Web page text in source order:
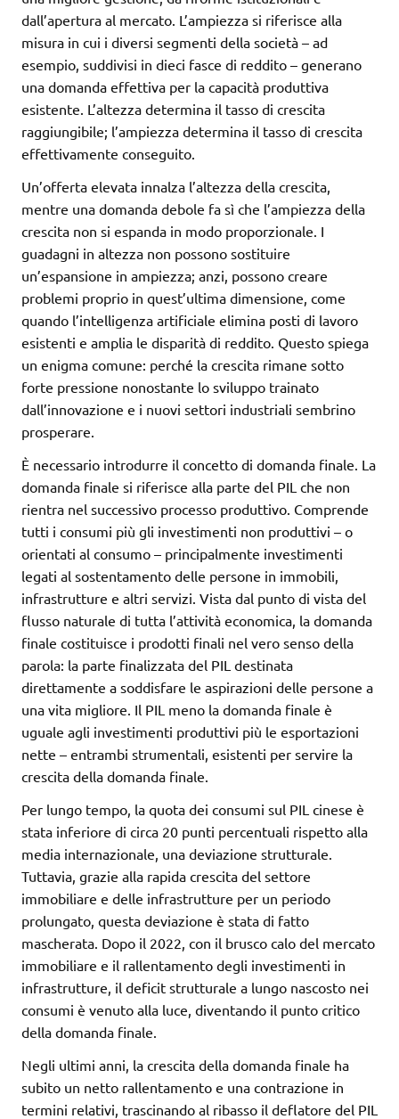
dall’apertura al mercato. L’ampiezza si riferisce alla
misura in cui i diversi segmenti della società – ad
esempio, suddivisi in dieci fasce di reddito – generano
una domanda effettiva per la capacità produttiva
esistente. L’altezza determina il tasso di crescita
raggiungibile; l’ampiezza determina il tasso di crescita
effettivamente conseguito.
Un’offerta elevata innalza l’altezza della crescita,
mentre una domanda debole fa sì che l’ampiezza della
crescita non si espanda in modo proporzionale. I
guadagni in altezza non possono sostituire
un’espansione in ampiezza; anzi, possono creare
problemi proprio in quest’ultima dimensione, come
quando l’intelligenza artificiale elimina posti di lavoro
esistenti e amplia le disparità di reddito. Questo spiega
un enigma comune: perché la crescita rimane sotto
forte pressione nonostante lo sviluppo trainato
dall’innovazione e i nuovi settori industriali sembrino
prosperare.
È necessario introdurre il concetto di domanda finale. La
domanda finale si riferisce alla parte del PIL che non
rientra nel successivo processo produttivo. Comprende
tutti i consumi più gli investimenti non produttivi – o
orientati al consumo – principalmente investimenti
legati al sostentamento delle persone in immobili,
infrastrutture e altri servizi. Vista dal punto di vista del
flusso naturale di tutta l’attività economica, la domanda
finale costituisce i prodotti finali nel vero senso della
parola: la parte finalizzata del PIL destinata
direttamente a soddisfare le aspirazioni delle persone a
una vita migliore. Il PIL meno la domanda finale è
uguale agli investimenti produttivi più le esportazioni
nette – entrambi strumentali, esistenti per servire la
crescita della domanda finale.
Per lungo tempo, la quota dei consumi sul PIL cinese è
stata inferiore di circa 20 punti percentuali rispetto alla
media internazionale, una deviazione strutturale.
Tuttavia, grazie alla rapida crescita del settore
immobiliare e delle infrastrutture per un periodo
prolungato, questa deviazione è stata di fatto
mascherata. Dopo il 2022, con il brusco calo del mercato
immobiliare e il rallentamento degli investimenti in
infrastrutture, il deficit strutturale a lungo nascosto nei
consumi è venuto alla luce, diventando il punto critico
della domanda finale.
Negli ultimi anni, la crescita della domanda finale ha
subito un netto rallentamento e una contrazione in
termini relativi, trascinando al ribasso il deflatore del PIL